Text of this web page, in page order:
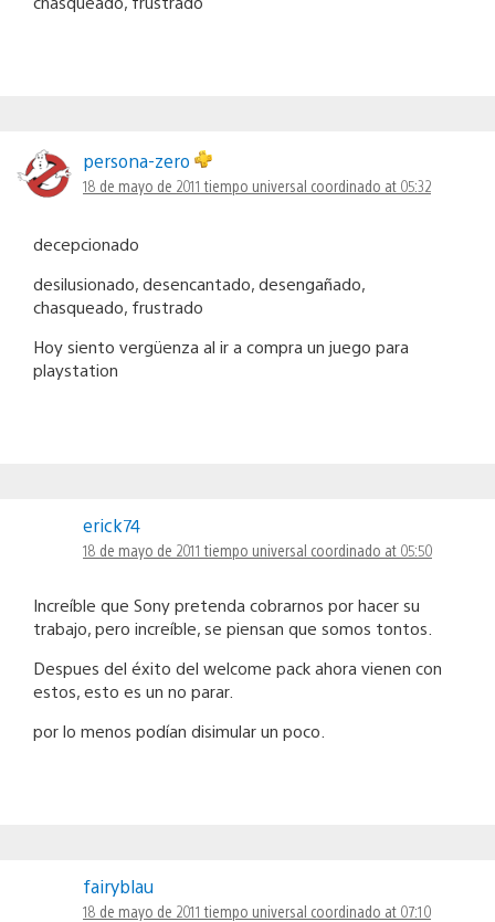
persona-zero
18 de mayo de 2011 tiempo universal coordinado at 05:32
decepcionado
desilusionado, desencantado, desengañado,
chasqueado, frustrado
Hoy siento vergüenza al ir a compra un juego para
playstation
erick74
18 de mayo de 2011 tiempo universal coordinado at 05:50
Increíble que Sony pretenda cobrarnos por hacer su
trabajo, pero increíble, se piensan que somos tontos.
Despues del éxito del welcome pack ahora vienen con
estos, esto es un no parar.
por lo menos podían disimular un poco.
fairyblau
18 de mayo de 2011 tiempo universal coordinado at 07:10